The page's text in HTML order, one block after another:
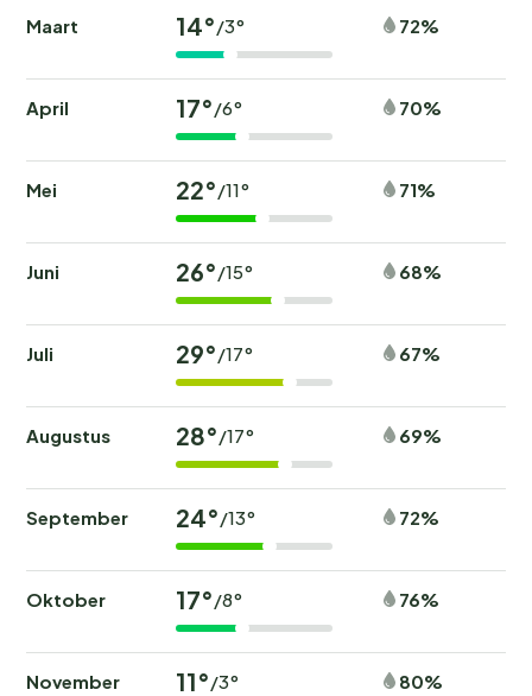
Maart 14°/3° 72%
April 17°/6° 70%
Mei 22°/11° 71%
Juni 26°/15° 68%
Juli 29°/17° 67%
Augustus 28°/17° 69%
September 24°/13° 72%
Oktober 17°/8° 76%
November 11°/3° 80%